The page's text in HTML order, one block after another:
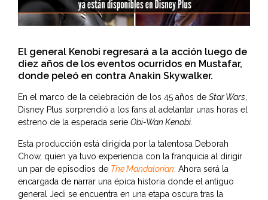
El general Kenobi regresará a la acción luego de
diez años de los eventos ocurridos en Mustafar,
donde peleó en contra Anakin Skywalker.
En el marco de la celebración de los 45 años de Star Wars,
Disney Plus sorprendió a los fans al adelantar unas horas el
estreno de la esperada serie Obi-Wan Kenobi.
Esta producción está dirigida por la talentosa Deborah
Chow, quien ya tuvo experiencia con la franquicia al dirigir
un par de episodios de The Mandalorian. Ahora será la
encargada de narrar una épica historia donde el antiguo
general Jedi se encuentra en una etapa oscura tras la